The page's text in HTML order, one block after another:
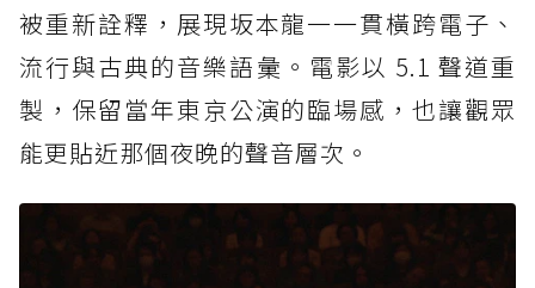
被重新詮釋，展現坂本龍一一貫橫跨電子、
流行與古典的音樂語彙。電影以 5.1 聲道重
製，保留當年東京公演的臨場感，也讓觀眾
能更貼近那個夜晚的聲音層次。